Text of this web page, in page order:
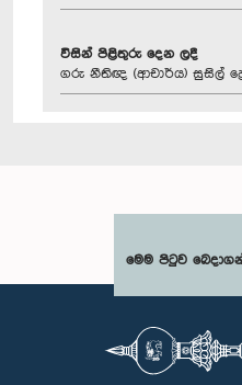
විසින් පිළිතුරු දෙන ලදී
ගරු නීතිඥ (ආචාර්ය) සුසිල්
මෙම පිටුව